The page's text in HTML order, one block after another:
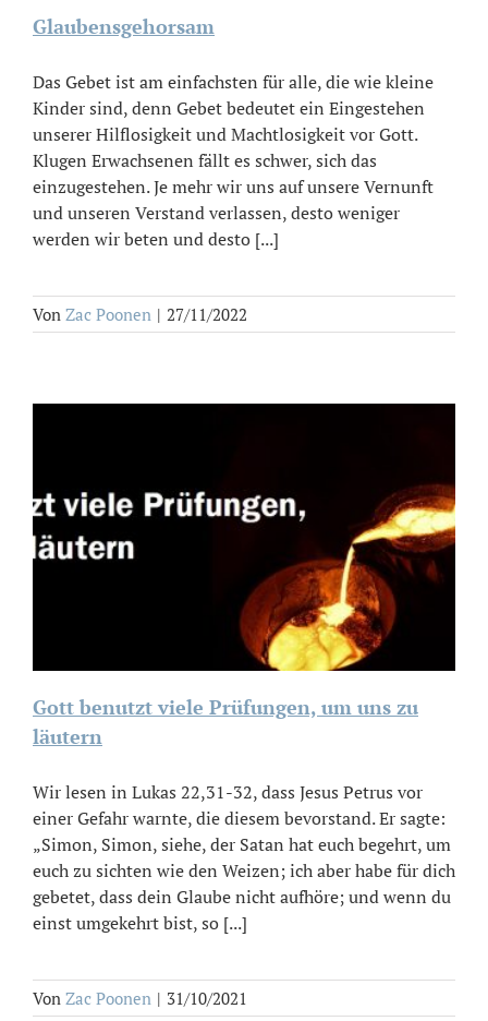
Glaubensgehorsam
Das Gebet ist am einfachsten für alle, die wie kleine
Kinder sind, denn Gebet bedeutet ein Eingestehen
unserer Hilflosigkeit und Machtlosigkeit vor Gott.
Klugen Erwachsenen fällt es schwer, sich das
einzugestehen. Je mehr wir uns auf unsere Vernunft
und unseren Verstand verlassen, desto weniger
werden wir beten und desto [...]
Von Zac Poonen | 27/11/2022
Gott benutzt viele Prüfungen, um uns zu
läutern
Wir lesen in Lukas 22,31-32, dass Jesus Petrus vor
einer Gefahr warnte, die diesem bevorstand. Er sagte:
„Simon, Simon, siehe, der Satan hat euch begehrt, um
euch zu sichten wie den Weizen; ich aber habe für dich
gebetet, dass dein Glaube nicht aufhöre; und wenn du
einst umgekehrt bist, so [...]
Von Zac Poonen | 31/10/2021